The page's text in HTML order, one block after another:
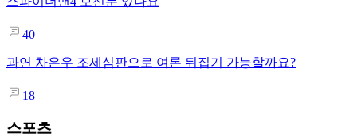
40
과연 차은우 조세심판으로 여론 뒤집기 가능할까요?
18
스포츠